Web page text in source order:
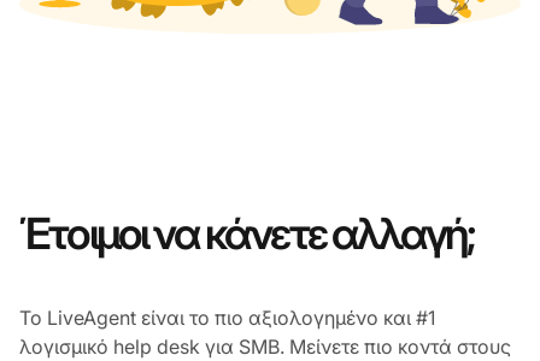
Έτοιμοι να κάνετε αλλαγή;
Το LiveAgent είναι το πιο αξιολογημένο και #1
λογισμικό help desk για SMB. Μείνετε πιο κοντά στους